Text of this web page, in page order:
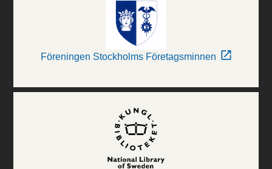
Föreningen Stockholms Företagsminnen